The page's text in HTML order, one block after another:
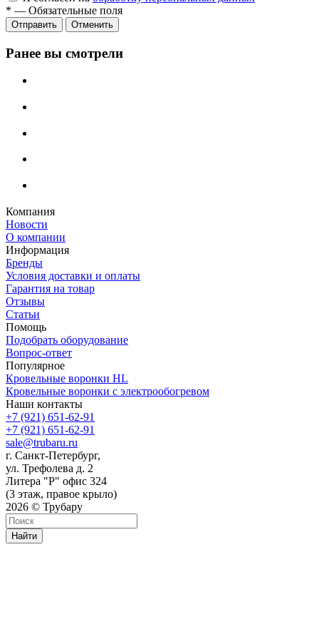
* — Обязательные поля
Отменить
Ранее вы смотрели
Компания
Новости
О компании
Информация
Бренды
Условия доставки и оплаты
Гарантия на товар
Отзывы
Статьи
Помощь
Подобрать оборудование
Вопрос-ответ
Популярное
Кровельные воронки HL
Кровельные воронки с электрообогревом
Наши контакты
+7 (921) 651-62-91
+7 (921) 651-62-91
sale@trubaru.ru
г. Санкт-Петербург,
ул. Трефолева д. 2
Литера "Р" офис 324
(3 этаж, правое крыло)
2026 © Трубару
Найти